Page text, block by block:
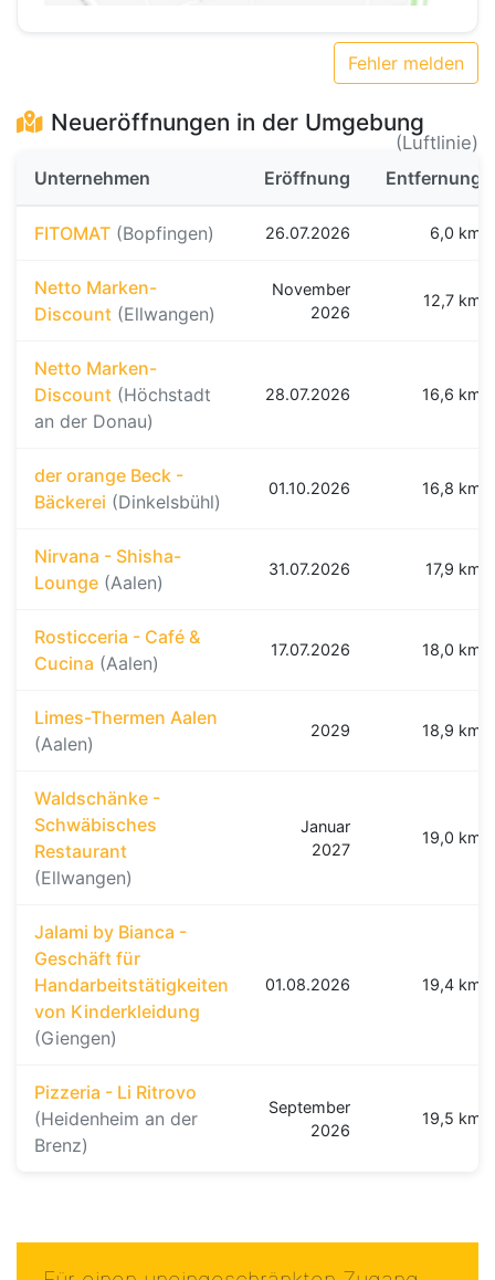
Fehler melden
Neueröffnungen in der Umgebung
(Luftlinie)
Unternehmen
Eröffnung Entfernung
FITOMAT (Bopfingen) 26.07.2026 6,0 km
Netto Marken-
Discount (Ellwangen)
November
2026
12,7 km
Netto Marken-
Discount (Höchstadt
an der Donau)
28.07.2026 16,6 km
der orange Beck -
Bäckerei (Dinkelsbühl)
01.10.2026 16,8 km
Nirvana - Shisha-
Lounge (Aalen)
31.07.2026 17,9 km
Rosticceria - Café &
Cucina (Aalen)
17.07.2026 18,0 km
Limes-Thermen Aalen
(Aalen)
2029 18,9 km
Waldschänke -
Schwäbisches
Restaurant
(Ellwangen)
Januar
2027
19,0 km
Jalami by Bianca -
Geschäft für
Handarbeitstätigkeiten
von Kinderkleidung
(Giengen)
01.08.2026 19,4 km
Pizzeria - Li Ritrovo
(Heidenheim an der
Brenz)
September
2026
19,5 km